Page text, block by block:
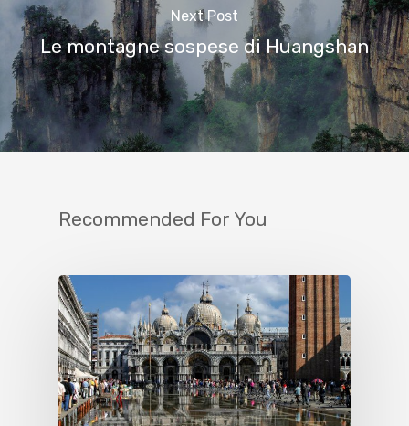
Next Post
Le montagne sospese di Huangshan
Recommended For You